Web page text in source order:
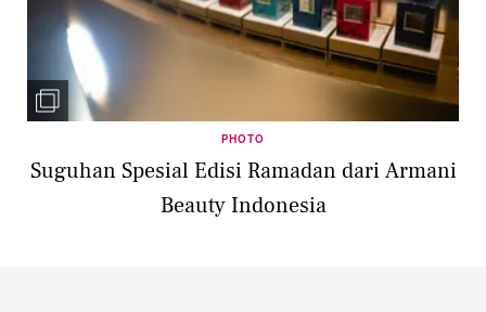
PHOTO
Suguhan Spesial Edisi Ramadan dari Armani
Beauty Indonesia